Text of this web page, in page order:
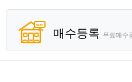
매수등록 무료매수